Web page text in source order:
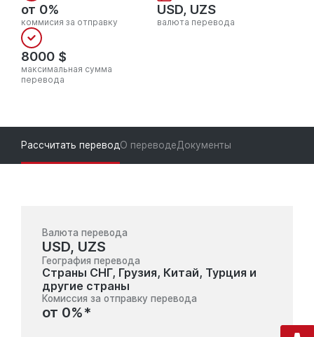
от 0%
коммисия за отправку
USD, UZS
валюта перевода
8000 $
максимальная сумма
перевода
Рассчитать переводО переводеДокументы
Валюта перевода
USD, UZS
География перевода
Страны СНГ, Грузия, Китай, Турция и
другие страны
Комиссия за отправку перевода
от 0%*